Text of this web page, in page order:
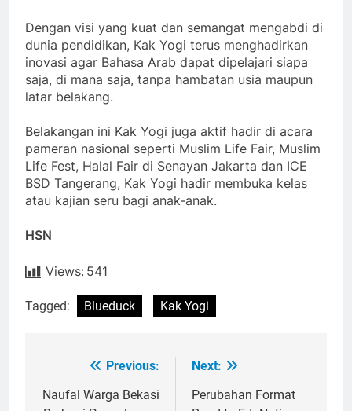
Dengan visi yang kuat dan semangat mengabdi di
dunia pendidikan, Kak Yogi terus menghadirkan
inovasi agar Bahasa Arab dapat dipelajari siapa
saja, di mana saja, tanpa hambatan usia maupun
latar belakang.
Belakangan ini Kak Yogi juga aktif hadir di acara
pameran nasional seperti Muslim Life Fair, Muslim
Life Fest, Halal Fair di Senayan Jakarta dan ICE
BSD Tangerang, Kak Yogi hadir membuka kelas
atau kajian seru bagi anak-anak.
HSN
Views: 541
Tagged: Blueduck Kak Yogi
navigation
Previous:
Naufal Warga Bekasi
Next:
Perubahan Format